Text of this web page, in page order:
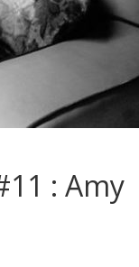
: Amy